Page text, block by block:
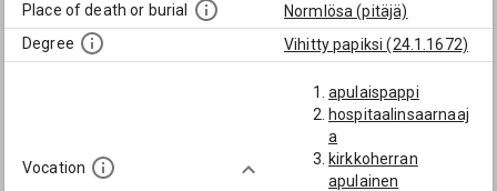
Place of death or burial
Normlösa (pitäjä)
Degree
Vihitty papiksi (24.1.1672)
Vocation
apulaispappi
hospitaalinsaarnaaj
a
kirkkoherran
apulainen